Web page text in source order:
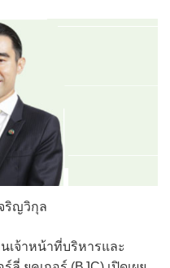
ริญวิกุล
เจ้าหน้าที่บริหารและ